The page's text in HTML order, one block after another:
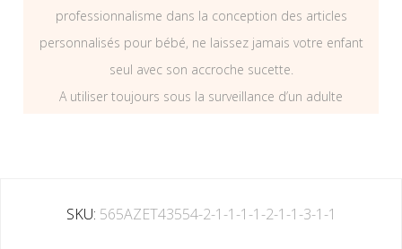
professionnalisme dans la conception des articles
personnalisés pour bébé, ne laissez jamais votre enfant
seul avec son accroche sucette.
A utiliser toujours sous la surveillance d’un adulte
SKU: 565AZET43554-2-1-1-1-1-2-1-1-3-1-1